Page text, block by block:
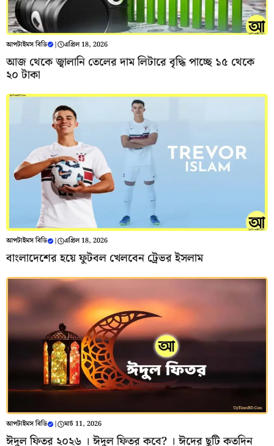
আপটাইমস বিডি | এপ্রিল 18, 2026
আজ থেকে জ্বালানি তেলের দাম লিটারে বৃদ্ধি পাচ্ছে ১৫ থেকে
২০ টাকা
আপটাইমস বিডি | এপ্রিল 18, 2026
বাংলাদেশের হয়ে ফুটবল খেলবেন ট্রেভর ইসলাম
আপটাইমস বিডি | মার্চ 11, 2026
ঈদুল ফিতর ২০২৬ । ঈদুল ফিতর কবে? । ঈদের ছুটি কতদিন